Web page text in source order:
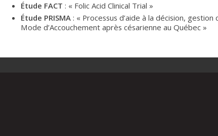
Étude FACT : « Folic Acid Clinical Trial »
Étude PRISMA : « Processus d’aide à la décision,
Mode d’Accouchement après césarienne au Québec »